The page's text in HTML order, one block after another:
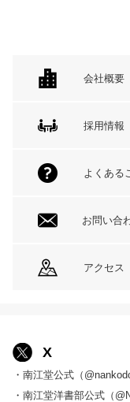
会社概要
採用情報
よくある
お問い合
アクセス
X
・南江堂公式（
・南江堂洋書部公式（